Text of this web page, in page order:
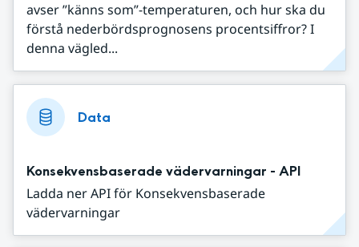
avser ”känns som”-temperaturen, och hur ska du
förstå nederbördsprognosens procentsiffror? I
denna vägled...
Data
Konsekvensbaserade vädervarningar - API
Ladda ner API för Konsekvensbaserade
vädervarningar